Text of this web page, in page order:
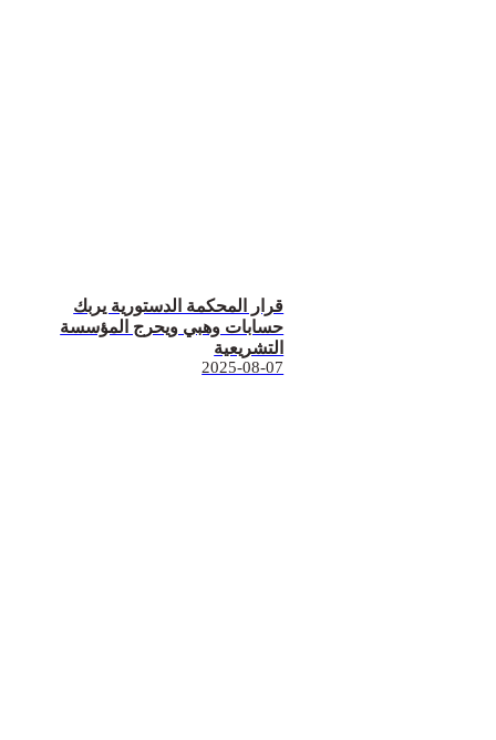
قرار المحكمة الدستورية يربك
حسابات وهبي ويحرج المؤسسة
التشريعية
2025-08-07